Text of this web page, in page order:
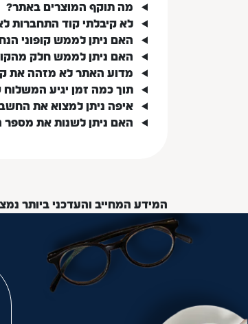
מה תוקף המוצרים באתר?
לא קיבלתי קוד התחברות
האם ניתן לממש קופוני
האם ניתן לממש חלק
מדוע האתר לא מזהה את
תוך כמה זמן יגיע המשלוח
איפה ניתן למצוא את
האם ניתן לשנות את מספר
המידע המחייב והעדכני ביותר